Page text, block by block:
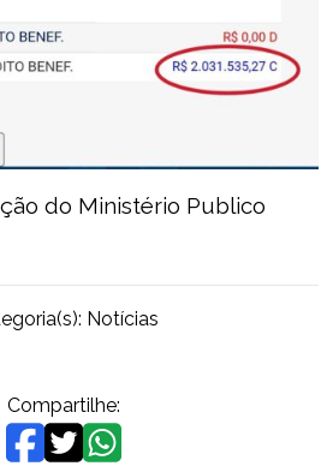
do Ministério Publico
Notícias
Compartilhe: